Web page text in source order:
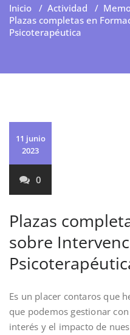
Inicio / Actividad /
Plazas completas en
Psicoterapéutica
11 junio
2023
0
Plazas
sobre
Es un placer contaros que
que podemos gestionar
interés y el impacto de